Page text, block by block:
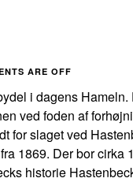
ARE OFF
i dagens Hameln.
ved foden af
for slaget ved
1869. Der bor cirka
historie